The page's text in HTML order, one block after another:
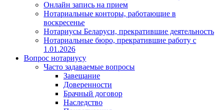
Онлайн запись на прием
Нотариальные конторы, работающие в
воскресенье
Нотариусы Беларуси, прекратившие деятельность
Нотариальные бюро, прекратившие работу с
1.01.2026
Вопрос нотариусу
Часто задаваемые вопросы
Завещание
Доверенности
Брачный договор
Наследство